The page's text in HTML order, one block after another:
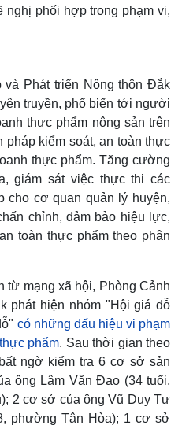
Ảnh
E-Magazine
Infographic
nghị phối hợp trong phạm vi,
Phát triển Nông thôn Đắk
truyền, phổ biến tới người
thực phẩm nông sản trên
pháp kiểm soát, an toàn thực
thực phẩm. Tăng cường
giám sát việc thực thi các
cho cơ quan quản lý huyện,
chỉnh, đảm bảo hiệu lực,
toàn thực phẩm theo phân
từ mạng xã hội, Phòng Cảnh
phát hiện nhóm "Hội giá đỗ
có những dấu hiệu vi phạm
phẩm. Sau thời gian theo
ngờ kiểm tra 6 cơ sở sản
ông Lâm Văn Đạo (34 tuổi,
2 cơ sở của ông Vũ Duy Tư
phường Tân Hòa); 1 cơ sở